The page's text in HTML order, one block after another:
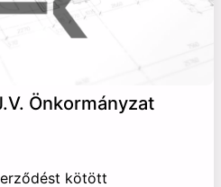
Önkormányzat
kötött